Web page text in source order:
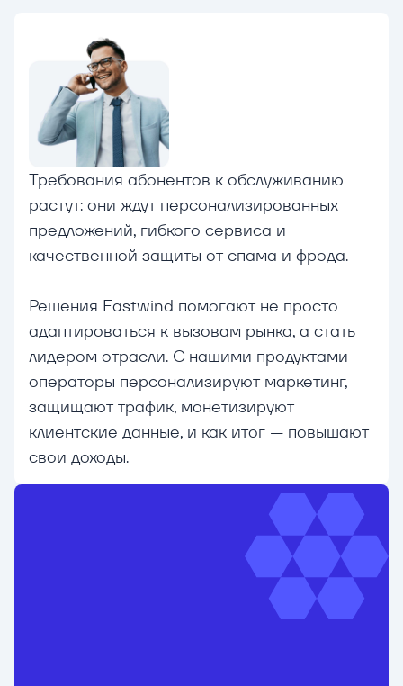
Требования абонентов к обслуживанию
растут: они ждут персонализированных
предложений, гибкого сервиса и
качественной защиты от спама и фрода.
Решения Eastwind помогают не просто
адаптироваться к вызовам рынка, а стать
лидером отрасли. С нашими продуктами
операторы персонализируют маркетинг,
защищают трафик, монетизируют
клиентские данные, и как итог — повышают
свои доходы.